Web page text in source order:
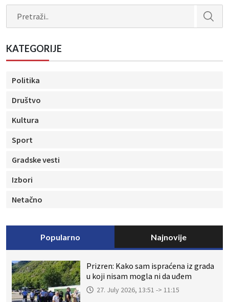
KATEGORIJE
Politika
Društvo
Kultura
Sport
Gradske vesti
Izbori
Netačno
Popularno Najnovije
Prizren: Kako sam ispraćena iz grada
u koji nisam mogla ni da uđem
27. July 2026, 13:51 -> 11:15